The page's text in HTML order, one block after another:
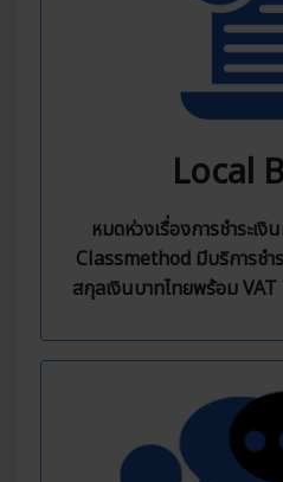
Local
หมดห่วงเรื่องการชำระเงิ
Classmethod มีบริการชำ
สกุลเงินบาทไทยพร้อม